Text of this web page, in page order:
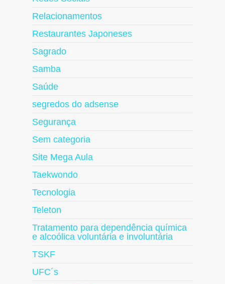
Relacionamentos
Restaurantes Japoneses
Sagrado
Samba
Saúde
segredos do adsense
Segurança
Sem categoria
Site Mega Aula
Taekwondo
Tecnologia
Teleton
Tratamento para dependência química
e alcoólica voluntária e involuntária
TSKF
UFC´s